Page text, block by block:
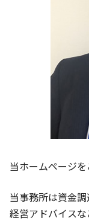
経営分析 財
京都市 会社
京都市 事業
守山市 法人
当ホームページを
当事務所は資金
経営アドバイス